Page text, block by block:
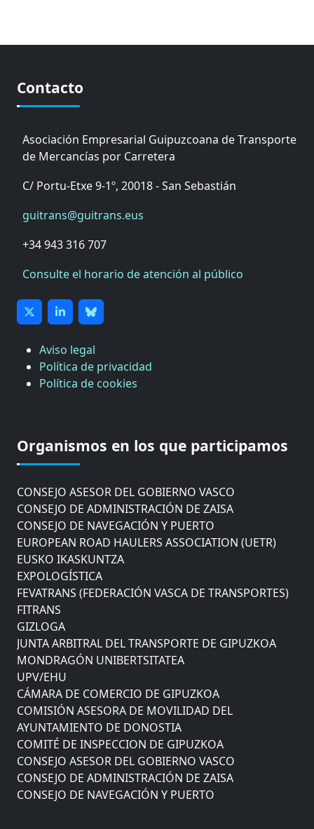
Contacto
Asociación Empresarial Guipuzcoana de Transporte
de Mercancías por Carretera
C/ Portu-Etxe 9-1º, 20018 - San Sebastián
guitrans@guitrans.eus
+34 943 316 707
Consulte el horario de atención al público
Aviso legal
Política de privacidad
Política de cookies
Organismos en los que participamos
COMISIÓN ASESORA DE MOVILIDAD DEL
AYUNTAMIENTO DE DONOSTIA
CONSEJO ASESOR DEL GOBIERNO VASCO
CONSEJO DE ADMINISTRACIÓN DE ZAISA
CONSEJO DE NAVEGACIÓN Y PUERTO
EUROPEAN ROAD HAULERS ASSOCIATION (UETR)
EUSKO IKASKUNTZA
EXPOLOGÍSTICA
FEVATRANS (FEDERACIÓN VASCA DE TRANSPORTES)
FITRANS
GIZLOGA
JUNTA ARBITRAL DEL TRANSPORTE DE GIPUZKOA
MONDRAGÓN UNIBERTSITATEA
UPV/EHU
CÁMARA DE COMERCIO DE GIPUZKOA
COMISIÓN ASESORA DE MOVILIDAD DEL
AYUNTAMIENTO DE DONOSTIA
COMITÉ DE INSPECCION DE GIPUZKOA
CONSEJO ASESOR DEL GOBIERNO VASCO
CONSEJO DE ADMINISTRACIÓN DE ZAISA
CONSEJO DE NAVEGACIÓN Y PUERTO